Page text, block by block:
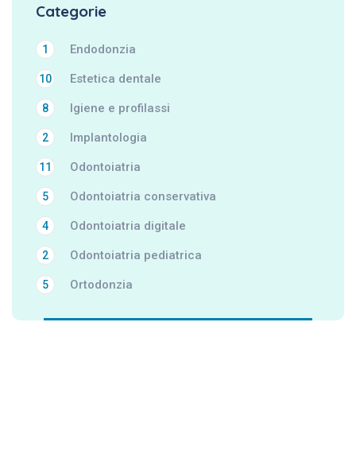
Categorie
Endodonzia
1
Estetica dentale
10
Igiene e profilassi
8
Implantologia
2
Odontoiatria
11
Odontoiatria conservativa
5
Odontoiatria digitale
4
Odontoiatria pediatrica
2
Ortodonzia
5